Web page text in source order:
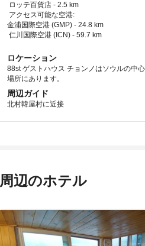
ロッテ百貨店 - 2.5 km
アクセス可能な空港:
金浦国際空港 (GMP) - 24.8 km
仁川国際空港 (ICN) - 59.7 km
ロケーション
88st ゲストハウス チョンノはソウルの中
場所にあります。
周辺ガイド
北村韓屋村に近接
周辺のホテル